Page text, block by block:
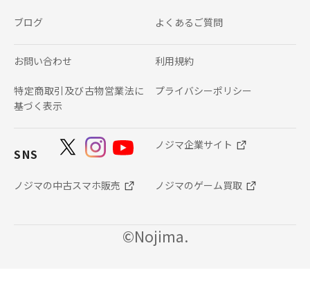
ブログ よくあるご質問
お問い合わせ 利用規約
特定商取引及び古物営業法に
基づく表示
プライバシーポリシー
SNS
ノジマ企業サイト
ノジマの中古スマホ販売 ノジマのゲーム買取
©Nojima.